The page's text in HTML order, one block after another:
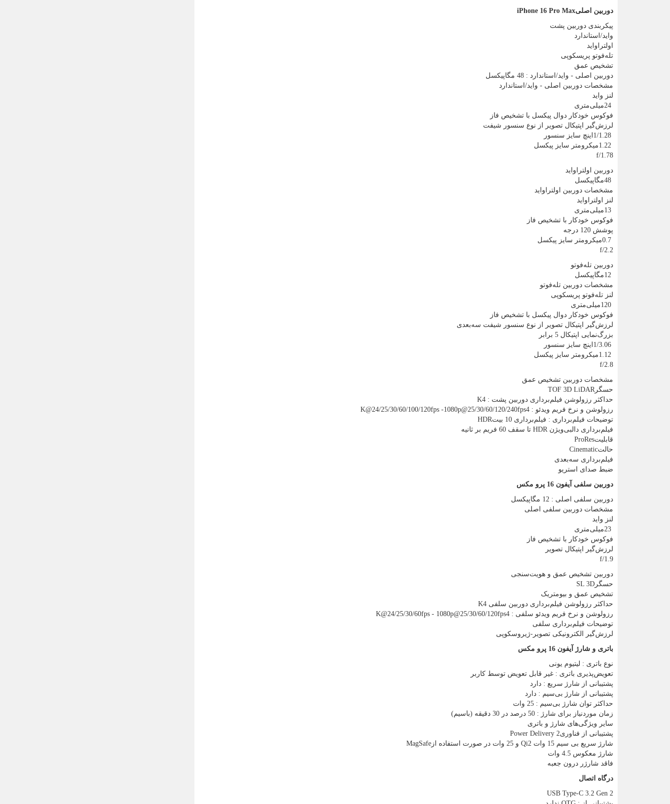
دوربین اصلیiPhone 16 Pro Max
پیکربندی دوربین پشت
واید/استاندارد
اولتراواید
تله‌فوتو پریسکوپی
تشخیص عمق
دوربین اصلی - واید/استاندارد : 48 مگاپیکسل
مشخصات دوربین اصلی - واید/استاندارد
لنز واید
24میلی‌متری
فوکوس خودکار دوال پیکسل با تشخیص فاز
لرزش‌گیر اپتیکال تصویر از نوع سنسور شیفت
1/1.28 اینچ سایز سنسور
1.22میکرومتر سایز پیکسل
f/1.78
دوربین اولتراواید
48مگاپیکسل
مشخصات دوربین اولتراواید
لنز اولتراواید
13میلی‌متری
فوکوس خودکار با تشخیص فاز
پوشش 120 درجه
0.7میکرومتر سایز پیکسل
f/2.2
دوربین تله‌‌فوتو
12مگاپیکسل
مشخصات دوربین تله‌فوتو
لنز تله‌فوتو پریسکوپی
120میلی‌متری
فوکوس خودکار دوال پیکسل با تشخیص فاز
لرزش‌گیر اپتیکال تصویر از نوع سنسور شیفت سه‌بعدی
بزرگ‌نمایی اپتیکال 5 برابر
1/3.06 اینچ سایز سنسور
1.12میکرومتر سایز پیکسل
f/2.8
مشخصات دوربین تشخیص عمق
حسگرTOF 3D LiDAR
حداکثر رزولوشن فیلم‌برداری دوربین‌ پشت : 4
K
رزولوشن و نرخ فریم ویدئو : 4
K@24/25/30/60/100/120fps -1080p@25/30/60/120/240fps
توضیحات فیلم‌برداری : فیلم‌برداری 10 بیت
HDR
فیلم‌برداری دالبی‌ویژن HDR تا سقف 60 فریم بر ثانیه
قابلیتProRes
حالتCinematic
فیلم‌برداری سه‌بعدی
ضبط صدای استریو
دوربین سلفی آیفون 16 پرو مکس
دوربین سلفی اصلی : 12 مگاپیکسل
مشخصات دوربین سلفی اصلی
لنز واید
23میلی‌متری
فوکوس خودکار با تشخیص فاز
لرزش‌گیر اپتیکال تصویر
f/1.9
دوربین تشخیص عمق و هویت‌سنجی
حسگر SL 3D
تشخیص عمق و بیومتریک
حداکثر رزولوشن فیلم‌برداری دوربین‌ سلفی 4
K
رزولوشن و نرخ فریم ویدئو سلفی : 4
K@24/25/30/60fps - 1080p@25/30/60/120fps
توضیحات فیلم‌برداری سلفی
لرزش‌گیر الکترونیکی تصویر-ژیروسکوپی
باتری و شارژ آیفون 16 پرو مکس
نوع باتری : لیتیوم‌ یونی
تعویض‌پذیری باتری : غیر قابل تعویض توسط کاربر
پشتیبانی از شارژ سریع : دارد
پشتیبانی از شارژ بی‌سیم : دارد
حداکثر توان شارژ بی‌سیم : 25 وات
زمان موردنیاز برای شارژ : 50 درصد در 30 دقیقه (باسیم)
سایر ویژگی‌های شارژ و باتری
پشتیبانی از فناوریPower Delivery 2
شارژ سریع بی سیم 15 وات
Qi2 و 25 وات در صورت استفاده از
MagSafe
شارژ معکوس 4.5 وات
فاقد شارژر درون جعبه
درگاه اتصال
USB Type-C 3.2 Gen 2